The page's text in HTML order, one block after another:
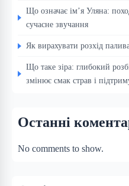
Що означає ім’я Уляна:
сучасне звучання
Як вирахувати розхід
Що таке зіра: глибокий
змінює смак страв і
Останні
No comments to show.